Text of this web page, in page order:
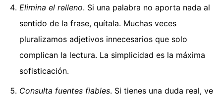
Elimina el relleno. Si una palabra no aporta nada al
sentido de la frase, quítala. Muchas veces
pluralizamos adjetivos innecesarios que solo
complican la lectura. La simplicidad es la máxima
sofisticación.
Consulta fuentes fiables. Si tienes una duda real, ve